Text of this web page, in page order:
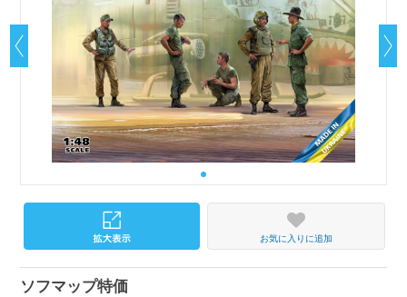
お気に入りに追加
ソフマップ特価